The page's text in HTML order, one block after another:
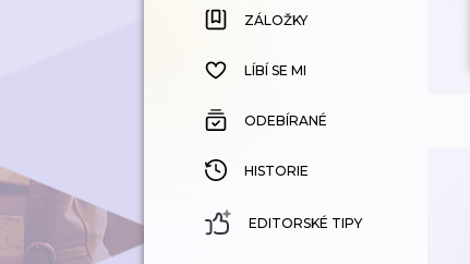
ZÁLOŽKY
HISTORIE
ZÁLOŽKY
LÍBÍ SE MI
ODEBÍRANÉ
HISTORIE
EDITORSKÉ TIPY